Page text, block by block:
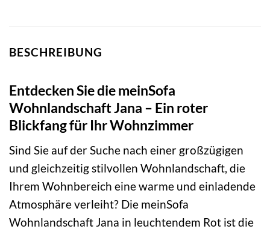
BESCHREIBUNG
Entdecken Sie die meinSofa
Wohnlandschaft Jana – Ein roter
Blickfang für Ihr Wohnzimmer
Sind Sie auf der Suche nach einer großzügigen
und gleichzeitig stilvollen Wohnlandschaft, die
Ihrem Wohnbereich eine warme und einladende
Atmosphäre verleiht? Die meinSofa
Wohnlandschaft Jana in leuchtendem Rot ist die